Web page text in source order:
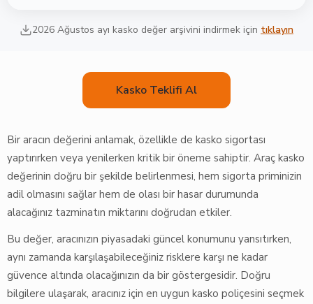
2026 Ağustos ayı kasko değer arşivini indirmek için tıklayın
Kasko Teklifi Al
Bir aracın değerini anlamak, özellikle de kasko sigortası
yaptırırken veya yenilerken kritik bir öneme sahiptir. Araç kasko
değerinin doğru bir şekilde belirlenmesi, hem sigorta priminizin
adil olmasını sağlar hem de olası bir hasar durumunda
alacağınız tazminatın miktarını doğrudan etkiler.
Bu değer, aracınızın piyasadaki güncel konumunu yansıtırken,
aynı zamanda karşılaşabileceğiniz risklere karşı ne kadar
güvence altında olacağınızın da bir göstergesidir. Doğru
bilgilere ulaşarak, aracınız için en uygun kasko poliçesini seçmek